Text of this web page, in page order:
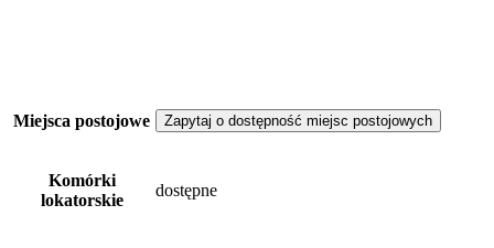
Miejsca postojowe Zapytaj o dostępność miejsc postojowych
Komórki
lokatorskie
dostępne